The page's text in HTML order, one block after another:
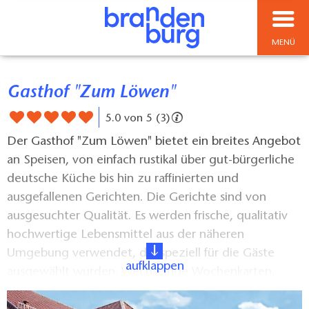
MENÜ
Gasthof "Zum Löwen"
5.0 von 5 (3)
Der Gasthof "Zum Löwen" bietet ein breites Angebot
an Speisen, von einfach rustikal über gut-bürgerliche
deutsche Küche bis hin zu raffinierten und
ausgefallenen Gerichten. Die Gerichte sind von
ausgesuchter Qualität. Es werden frische, qualitativ
hochwertige Lebensmittel aus der näheren
Umgebung verwendet, die speziell für die Gäste
ausgewählt wurden. Wechselnde Wochenkarten,
Saisonkarten und Spezialmenüs an den Feiertagen
aufklappen